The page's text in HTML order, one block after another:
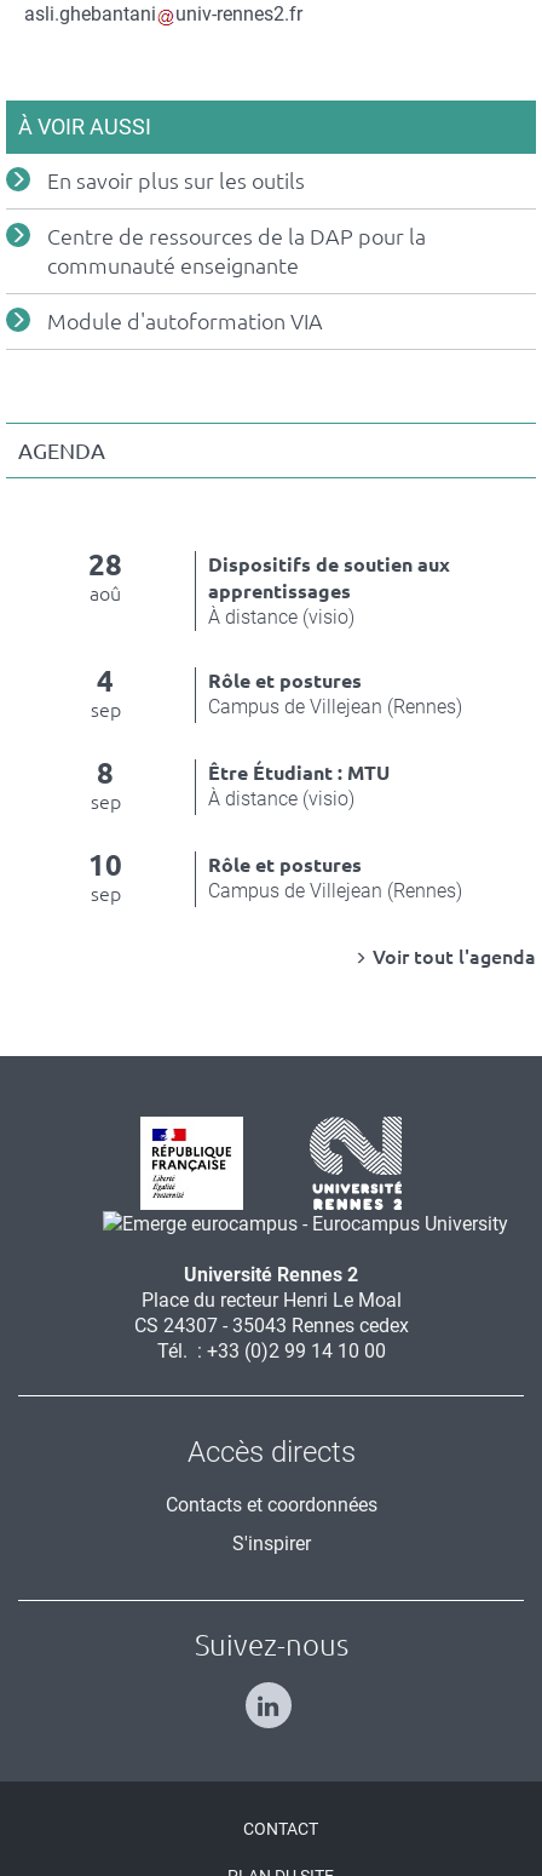
du
Courriel
asli.ghebantani univ-rennes2.fr
À VOIR AUSSI
En savoir plus sur les outils
Centre de ressources de la DAP pour la
communauté enseignante
Module d'autoformation VIA
AGENDA
28
aoû
Dispositifs de soutien aux
apprentissages
À distance (visio)
4
sep
Rôle et postures
Campus de Villejean (Rennes)
8
sep
Être Étudiant : MTU
À distance (visio)
10
sep
Rôle et postures
Campus de Villejean (Rennes)
Voir tout l'agenda
Université Rennes 2
Place du recteur Henri Le Moal
CS 24307 - 35043 Rennes cedex
Tél. : +33 (0)2 99 14 10 00
Accès directs
Contacts et coordonnées
S'inspirer
Suivez-nous
CONTACT